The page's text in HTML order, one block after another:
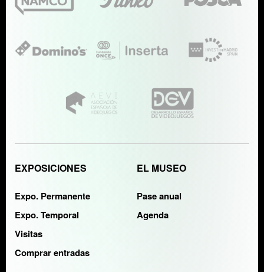
EXPOSICIONES
Expo. Permanente
Expo. Temporal
Visitas
Comprar entradas
EL MUSEO
Pase anual
Agenda